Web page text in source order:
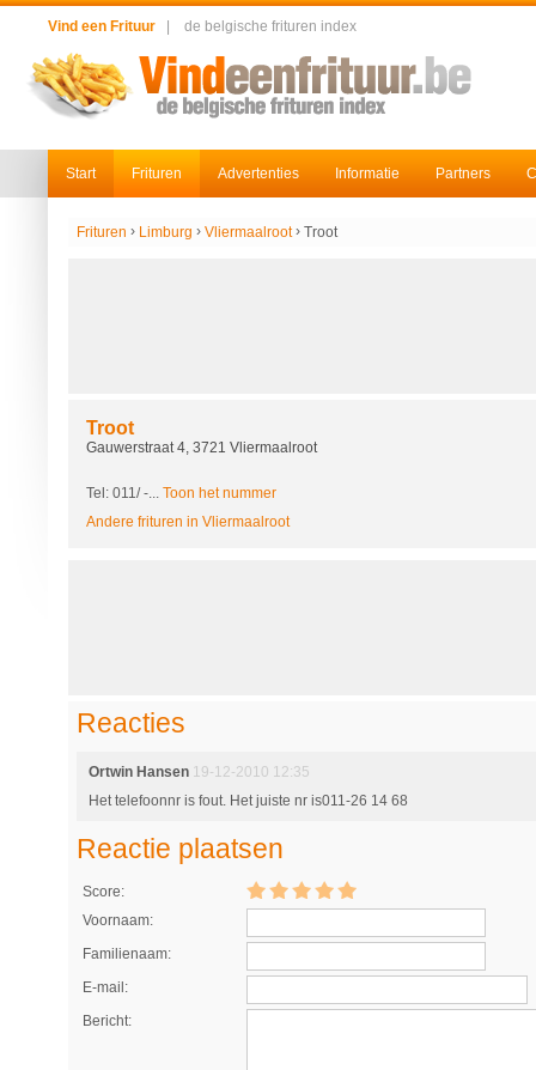
Vind een Frituur de belgische frituren index
Start Frituren Advertenties Informatie Partners
Frituren › Limburg › Vliermaalroot › Troot
Troot
Gauwerstraat 4, 3721 Vliermaalroot
Tel: 011/-... Toon het nummer
Andere frituren in Vliermaalroot
Reacties
Ortwin Hansen 19-12-2010 12:35
Het telefoonnr is fout. Het juiste nr is011-26 14 68
Reactie plaatsen
Score:
Voornaam:
Familienaam:
E-mail:
Bericht: